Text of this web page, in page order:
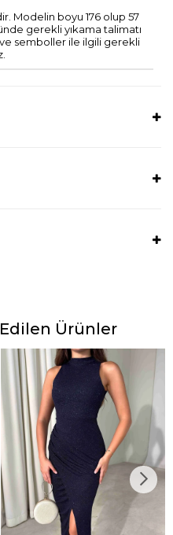
Modelin boyu 176 olup 57
gerekli yıkama talimatı
ve semboller ile ilgili gerekli
Ürünler